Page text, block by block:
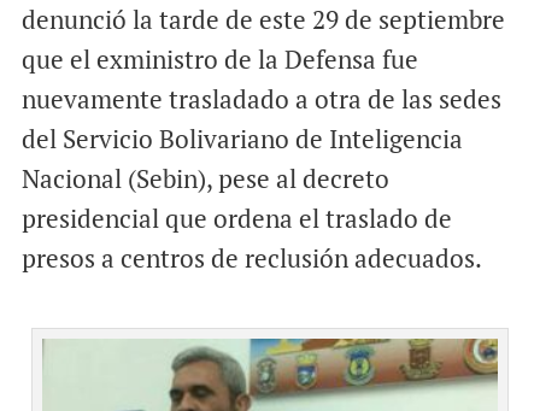
denunció la tarde de este 29 de septiembre
que el exministro de la Defensa fue
nuevamente trasladado a otra de las sedes
del Servicio Bolivariano de Inteligencia
Nacional (Sebin), pese al decreto
presidencial que ordena el traslado de
presos a centros de reclusión adecuados.